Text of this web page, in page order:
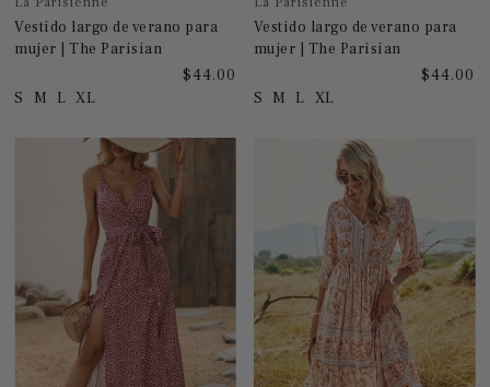
Vestido largo de verano para
mujer | The Parisian
$44.00
S
M L XL
Vestido largo de verano para
mujer | The Parisian
$44.00
S
M L XL